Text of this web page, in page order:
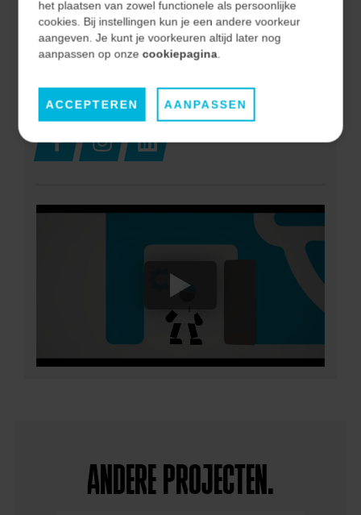
CONTACT
ANDERE PROJECTEN.
het plaatsen van zowel functionele als persoonlijke
cookies. Bij instellingen kun je een andere voorkeur
aangeven. Je kunt je voorkeuren altijd later nog
aanpassen op onzecookiepagina.
ACCEPTEREN AANPASSEN